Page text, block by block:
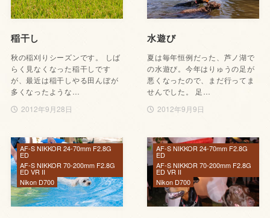
稲干し
秋の稲刈りシーズンです。 しば
らく見なくなった稲干しです
が、最近は稲干しやる田んぼが
多くなったような…
2012年9月28日
水遊び
夏は毎年恒例だった、芦ノ湖で
の水遊び。今年はりゅうの足が
悪くなったので、まだ行ってま
せんでした。 足…
2012年9月9日
AF-S NIKKOR 24-70mm F2.8G
ED
AF-S NIKKOR 70-200mm F2.8G
ED VR II
Nikon D700
AF-S NIKKOR 24-70mm F2.8G
ED
AF-S NIKKOR 70-200mm F2.8G
ED VR II
Nikon D700